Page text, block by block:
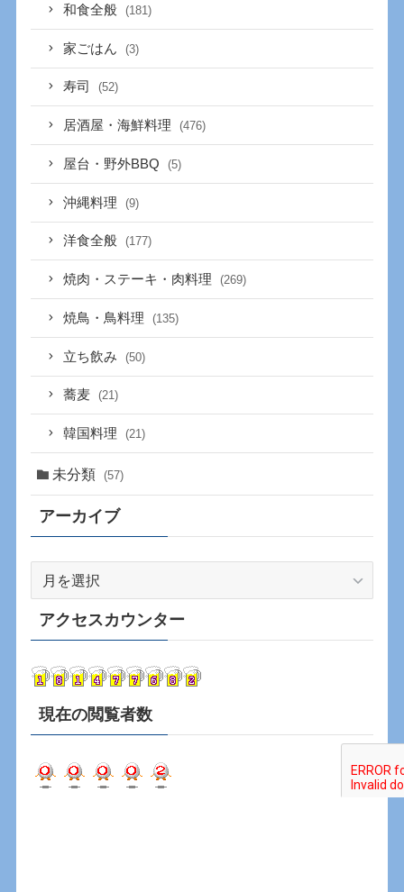
和食全般 (181)
家ごはん (3)
寿司 (52)
居酒屋・海鮮料理 (476)
屋台・野外BBQ (5)
沖縄料理 (9)
洋食全般 (177)
焼肉・ステーキ・肉料理 (269)
焼鳥・鳥料理 (135)
立ち飲み (50)
蕎麦 (21)
韓国料理 (21)
未分類 (57)
アーカイブ
カ
イ
アクセスカウンター
現在の閲覧者数